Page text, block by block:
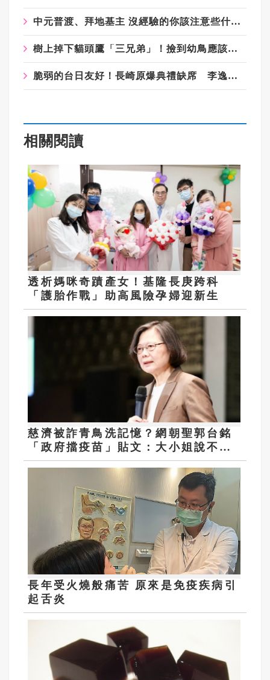
中元普渡、拜地基主 沒經驗的你該注意些什麼？
樹上掉下貓頭鷹「三兄弟」！撿到幼鳥應該怎麼辦？
脆弱的台日友好！長崎原爆典禮缺席 李逸洋抗議「矮化國格」：日媒揭長崎特殊安排
相關閱讀
透析媽咪奇蹟產女！基隆長庚跨科
「護胎作戰」助高風險孕婦迎新生
慈濟被詐青鳥洗記憶？網朝聖郭台銘
「政府擋疫苗」貼文：大小姐說不要
買
長年受火燒般痛苦 原來是免疫疾病引
起舌炎